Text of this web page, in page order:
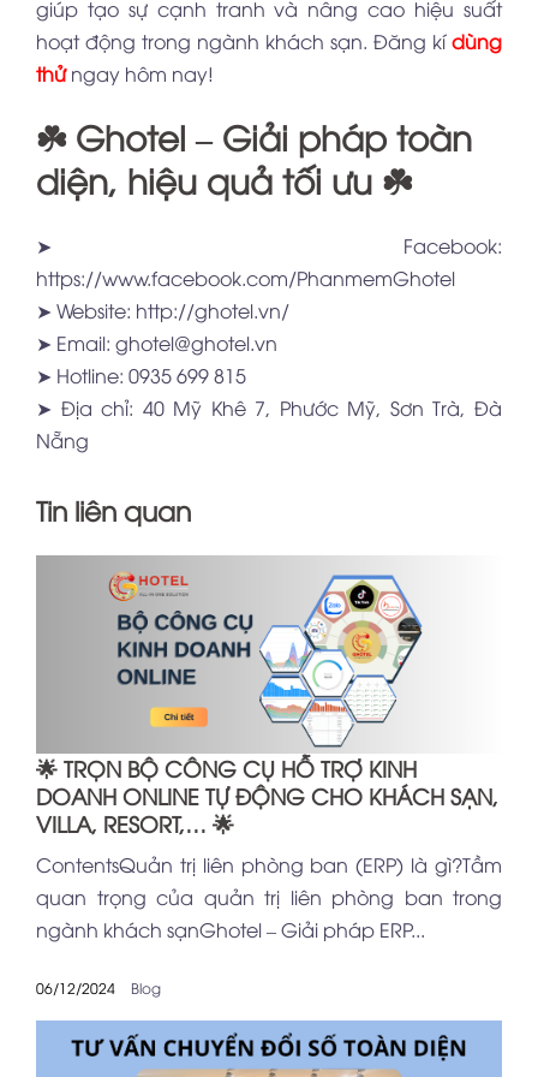
giúp tạo sự cạnh tranh và nâng cao hiệu suất
hoạt động trong ngành khách sạn. Đăng kídùng
thửngay hôm nay!
☘️ Ghotel – Giải pháp toàn
diện, hiệu quả tối ưu ☘️
➤ Facebook:
https://www.facebook.com/PhanmemGhotel
➤ Website: http://ghotel.vn/
➤ Email: ghotel@ghotel.vn
➤ Hotline: 0935 699 815
➤ Địa chỉ: 40 Mỹ Khê 7, Phước Mỹ, Sơn Trà, Đà
Nẵng
Tin liên quan
🌟 TRỌN BỘ CÔNG CỤ HỖ TRỢ KINH
DOANH ONLINE TỰ ĐỘNG CHO KHÁCH SẠN,
VILLA, RESORT,… 🌟
ContentsQuản trị liên phòng ban (ERP) là gì?Tầm
quan trọng của quản trị liên phòng ban trong
ngành khách sạnGhotel – Giải pháp ERP...
06/12/2024 Blog